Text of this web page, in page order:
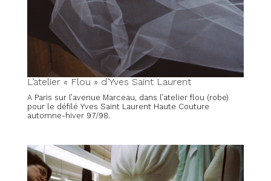
L’atelier « Flou » d’Yves Saint Laurent
A Paris sur l’avenue Marceau, dans l’atelier flou (robe)
pour le défilé Yves Saint Laurent Haute Couture
automne-hiver 97/98.